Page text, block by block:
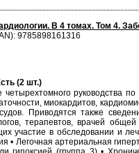
В 4 томах. Том 4.
9785898161316
(2 шт.)
руководства
миокардитов,
Приводятся также
терапевтов, врачей
участие в обследовании и
• Легочная артериальная